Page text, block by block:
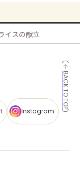
イスの献立
BACK TO TOP
Instagram